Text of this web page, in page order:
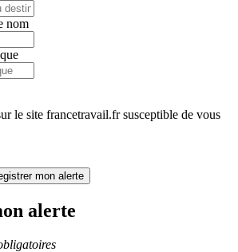
nom
le site francetravail.fr susceptible de vous
mon alerte
alerte